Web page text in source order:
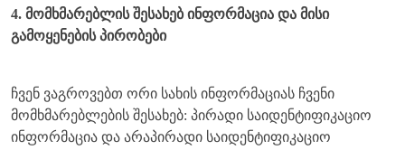
4. მომხმარებლის შესახებ ინფორმაცია და მისი
გამოყენების პირობები
ჩვენ ვაგროვებთ ორი სახის ინფორმაციას ჩვენი
მომხმარებლების შესახებ: პირადი საიდენტიფიკაციო
ინფორმაცია და არაპირადი საიდენტიფიკაციო